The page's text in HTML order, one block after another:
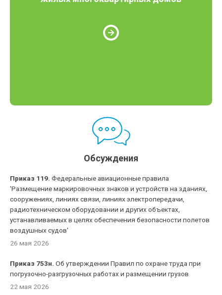
Обсуждения
Приказ 119. Федеральные авиационные правила
'Размещение маркировочных знаков и устройств на зданиях,
сооружениях, линиях связи, линиях электропередачи,
радиотехническом оборудовании и других объектах,
устанавливаемых в целях обеспечения безопасности полетов
воздушных судов'
26 мая 2026
Приказ 753н. Об утверждении Правил по охране труда при
погрузочно-разгрузочных работах и размещении грузов
22 мая 2026